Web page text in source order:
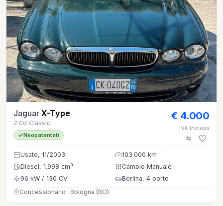
Jaguar X-Type
2.0d Classic
Neopatentati
€ 4.000
IVA inclusa
Usato, 11/2003
103.000 km
Diesel, 1.998 cm³
Cambio Manuale
96 kW / 130 CV
Berlina, 4 porte
Concessionario · Bologna (BO)